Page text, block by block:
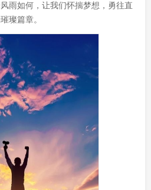
雨如何，让我们怀揣梦想，勇往直
璨篇章。